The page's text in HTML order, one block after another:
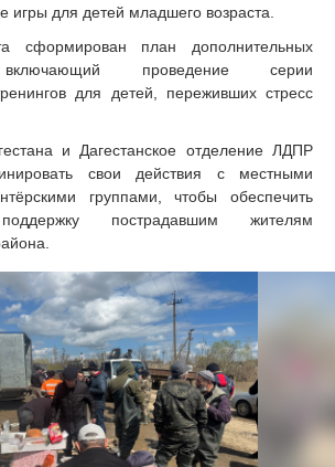
игры для детей младшего возраста.
сформирован план дополнительных
проведение серии
для детей, переживших стресс
и Дагестанское отделение ЛДПР
свои действия с местными
группами, чтобы обеспечить
пострадавшим жителям